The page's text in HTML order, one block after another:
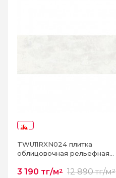
TWU11RXN024 плитка
облицовочная рельефная
3 190 тг/м2 12 890 тг/м2